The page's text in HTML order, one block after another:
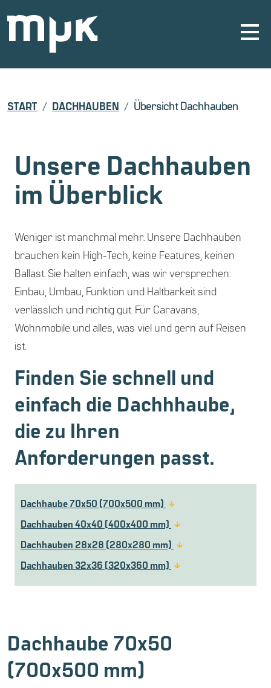
START DACHHAUBEN Übersicht Dachhauben
Unsere Dachhauben
im Überblick
Weniger ist manchmal mehr. Unsere Dachhauben
brauchen kein High-Tech, keine Features, keinen
Ballast. Sie halten einfach, was wir versprechen:
Einbau, Umbau, Funktion und Haltbarkeit sind
verlässlich und richtig gut. Für Caravans,
Wohnmobile und alles, was viel und gern auf Reisen
ist.
Finden Sie schnell und
einfach die Dachhhaube,
die zu Ihren
Anforderungen passt.
Dachhaube 70x50 (700x500 mm)
Dachhauben 40x40 (400x400 mm)
Dachhauben 28x28 (280x280 mm)
Dachhauben 32x36 (320x360 mm)
Dachhaube 70x50
(700x500 mm)